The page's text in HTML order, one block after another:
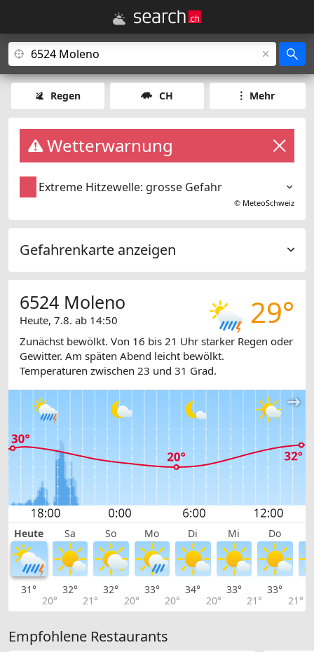
Regen CH Mehr
Wetterwarnung
Extreme Hitzewelle: grosse Gefahr
© MeteoSchweiz
Gefahrenkarte anzeigen
29°
6524 Moleno
Heute, 7.8. ab 14:50
Zunächst bewölkt. Von 16 bis 21 Uhr starker Regen oder
Gewitter. Am späten Abend leicht bewölkt.
Temperaturen zwischen 23 und 31 Grad.
Heute Sa So Mo Di Mi Do
31°
20°
32°
21°
32°
20°
33°
20°
34°
20°
33°
21°
33°
21°
Empfohlene Restaurants